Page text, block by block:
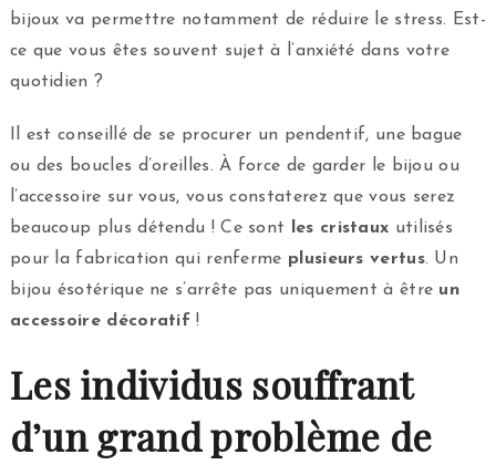
bijoux va permettre notamment de réduire le stress. Est-
ce que vous êtes souvent sujet à l’anxiété dans votre
quotidien ?
Il est conseillé de se procurer un pendentif, une bague
ou des boucles d’oreilles. À force de garder le bijou ou
l’accessoire sur vous, vous constaterez que vous serez
beaucoup plus détendu ! Ce sont les cristaux utilisés
pour la fabrication qui renferme plusieurs vertus. Un
bijou ésotérique ne s’arrête pas uniquement à être un
accessoire décoratif !
Les individus souffrant
d’un grand problème de